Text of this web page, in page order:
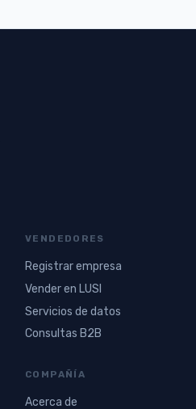
VENDEDORES
Registrar empresa
Vender en LUSI
Servicios de datos
Consultas B2B
COMPAÑÍA
Acerca de